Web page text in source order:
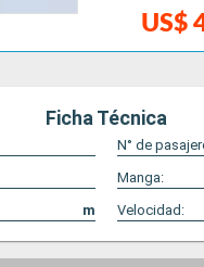
US$
Ficha Técnica
N° de
Manga:
m Velocidad: